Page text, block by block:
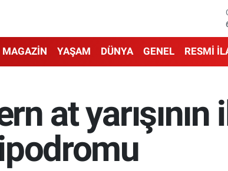
MAGAZİN YAŞAM DÜNYA GENEL RESMİ
at yarışının